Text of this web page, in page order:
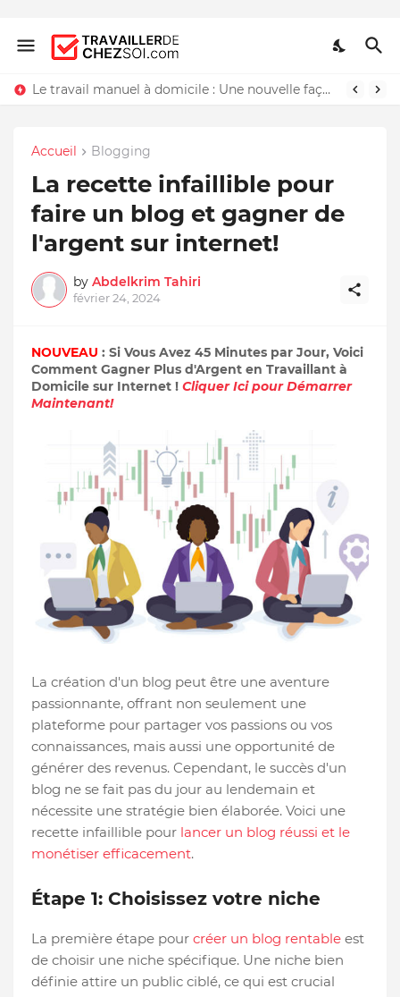
Le travail manuel à domicile : Une nouvelle façon de travailler chez soi
Accueil Blogging
La recette infaillible pour
faire un blog et gagner de
l'argent sur internet!
by Abdelkrim Tahiri
février 24, 2024
NOUVEAU : Si Vous Avez 45 Minutes par Jour, Voici
Comment Gagner Plus d'Argent en Travaillant à
Domicile sur Internet ! Cliquer Ici pour Démarrer
Maintenant!
La création d'un blog peut être une aventure
passionnante, offrant non seulement une
plateforme pour partager vos passions ou vos
connaissances, mais aussi une opportunité de
générer des revenus. Cependant, le succès d'un
blog ne se fait pas du jour au lendemain et
nécessite une stratégie bien élaborée. Voici une
recette infaillible pour lancer un blog réussi et le
monétiser efficacement.
Étape 1: Choisissez votre niche
La première étape pour créer un blog rentable est
de choisir une niche spécifique. Une niche bien
définie attire un public ciblé, ce qui est crucial